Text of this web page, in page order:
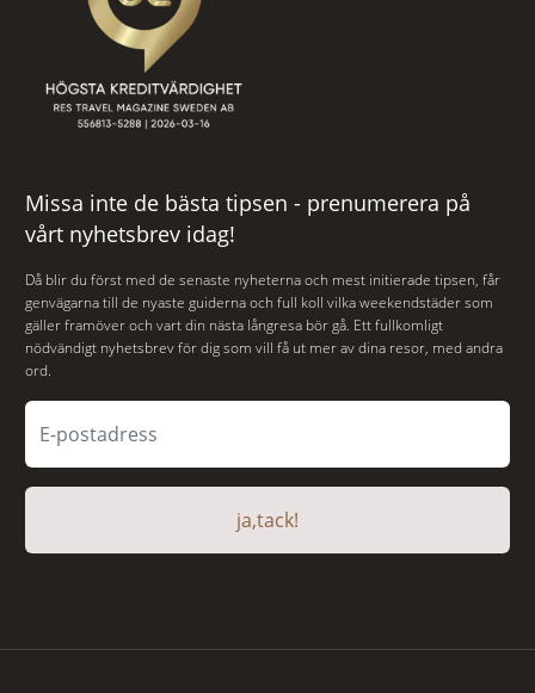
Missa inte de bästa tipsen - prenumerera på
vårt nyhetsbrev idag!
Då blir du först med de senaste nyheterna och mest initierade tipsen, får
genvägarna till de nyaste guiderna och full koll vilka weekendstäder som
gäller framöver och vart din nästa långresa bör gå. Ett fullkomligt
nödvändigt nyhetsbrev för dig som vill få ut mer av dina resor, med andra
ord.
ja,tack!